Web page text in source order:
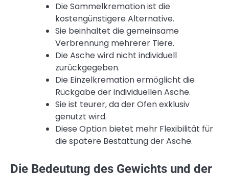
Die Sammelkremation ist die
kostengünstigere Alternative.
Sie beinhaltet die gemeinsame
Verbrennung mehrerer Tiere.
Die Asche wird nicht individuell
zurückgegeben.
Die Einzelkremation ermöglicht die
Rückgabe der individuellen Asche.
Sie ist teurer, da der Ofen exklusiv
genutzt wird.
Diese Option bietet mehr Flexibilität für
die spätere Bestattung der Asche.
Die Bedeutung des Gewichts und der